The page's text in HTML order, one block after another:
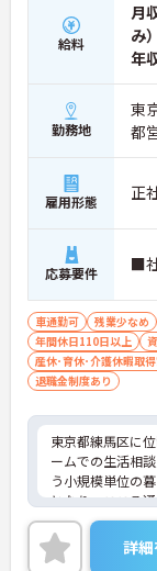
給料
月
み）
年
勤務地
東
都
雇用形態 正
応募要件 ■
車通勤可 残業少なめ
年間休日110日以上
産休･育休･介護休暇取
退職金制度あり
東京都練馬区に
ームでの生活相
う小規模単位の
となり、こころ
施設です。
ご興味を持たれ
細などお話しい
詳